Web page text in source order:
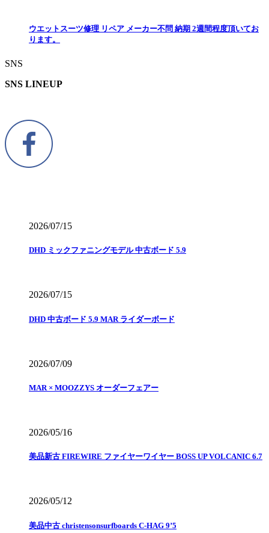
ウエットスーツ修理 リペア メーカー不問 納期 2週間程度頂いてお
ります。
SNS
SNS LINEUP
2026/07/15
DHD ミックファニングモデル 中古ボード 5.9
2026/07/15
DHD 中古ボード 5.9 MAR ライダーボード
2026/07/09
MAR × MOOZZYS オーダーフェアー
2026/05/16
美品新古 FIREWIRE ファイヤーワイヤー BOSS UP VOLCANIC 6.7
2026/05/12
美品中古 christensonsurfboards C-HAG 9’5